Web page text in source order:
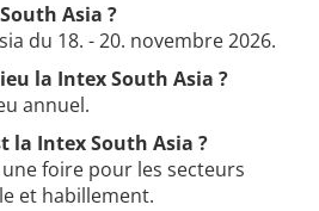
Asia ?
du 18. - 20. novembre 2026.
la Intex South Asia ?
annuel.
la Intex South Asia ?
foire pour les secteurs
et habillement.